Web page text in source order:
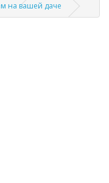
на вашей даче